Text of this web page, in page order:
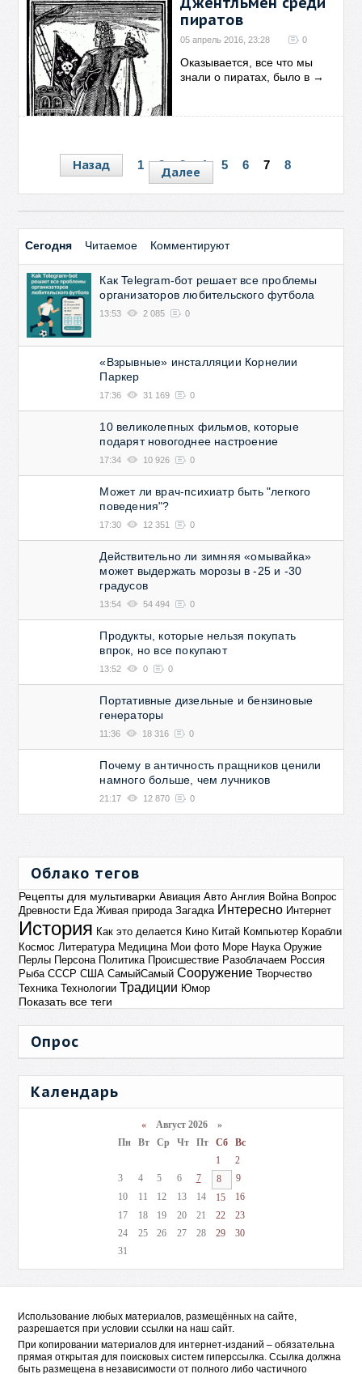
пиратов
05 апрель 2016, 23:28 0
Оказывается, все что мы
знали о пиратах, было в →
Назад 1 2 3 4 5 6 7 8
Далее
Сегодня Читаемое Комментируют
Как Telegram-бот решает все проблемы
организаторов любительского футбола
13:53 2 085 0
«Взрывные» инсталляции Корнелии
Паркер
17:36 31 169 0
10 великолепных фильмов, которые
подарят новогоднее настроение
17:34 10 926 0
Может ли врач-психиатр быть "легкого
поведения"?
17:30 12 351 0
Действительно ли зимняя «омывайка»
может выдержать морозы в -25 и -30
градусов
13:54 54 494 0
Продукты, которые нельзя покупать
впрок, но все покупают
13:52 0 0
Портативные дизельные и бензиновые
генераторы
11:36 18 316 0
Почему в античность пращников ценили
намного больше, чем лучников
21:17 12 870 0
Облако тегов
Рецепты для мультиварки Авиация Авто Англия Война Вопрос
Древности Еда Живая природа Загадка Интересно Интернет
История Как это делается Кино Китай Компьютер Корабли
Космос Литература Медицина Мои фото Море Наука Оружие
Перлы Персона Политика Происшествие Разоблачаем Россия
Рыба СССР США СамыйСамый Сооружение Творчество
Техника Технологии Традиции Юмор
Показать все теги
Опрос
Календарь
«Август 2026 »
Пн
Вт Ср Чт Пт Сб
Вс
1
2
3
4 5 6 7 8
9
10
11 12 13 14 15
16
17
18 19 20 21 22
23
24
25 26 27 28 29
30
31
Использование любых материалов, размещённых на сайте,
разрешается при условии ссылки на наш сайт.
При копировании материалов для интернет-изданий – обязательна
прямая открытая для поисковых систем гиперссылка. Ссылка должна
быть размещена в независимости от полного либо частичного